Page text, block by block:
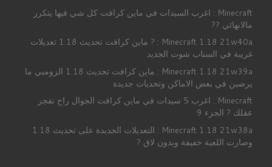
Minecraft : اغرب السيدات في ماين كرافت كل شي فيها يتكرر
مالانهائي ??
Minecraft 1.18 21w40a : ? ماين كرافت تحديث 1.18 تعديلات
غريبة في السناب شوت الجديد
Minecraft 1.18 21w39a : ماين كرافت تحديث 1.18 الزومبي ما
يرصبن في بعض الاماكن وتحديات جديدة
Minecraft : اغرب 5 سيدات في ماين كرافت الجوال راح تفجر
عقلك ? الجزء 9
Minecraft 1.18 21w38a : التعديلات الجدبدة على تحديث 1.18
وصارت اللعبة خفيفة وبدون لاق ?